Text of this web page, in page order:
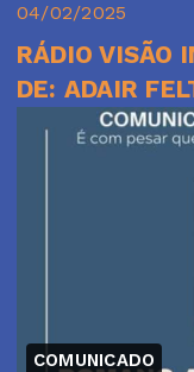
04/02/2025
RÁDIO VISÃO
DE: ADAIR
COMUNICADO